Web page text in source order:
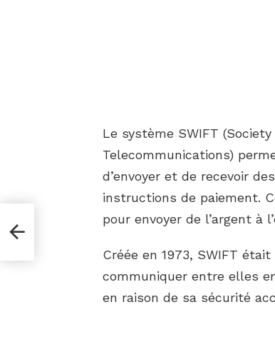
Le système SWIFT
Telecommunications)
d’envoyer et de recevoir
instructions de paiement.
pour envoyer de l’argent à
Créée en 1973, SWIFT
communiquer entre elles
en raison de sa sécurité